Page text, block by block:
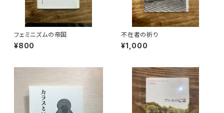
フェミニズムの帝国
¥800
不在者の祈り
¥1,000